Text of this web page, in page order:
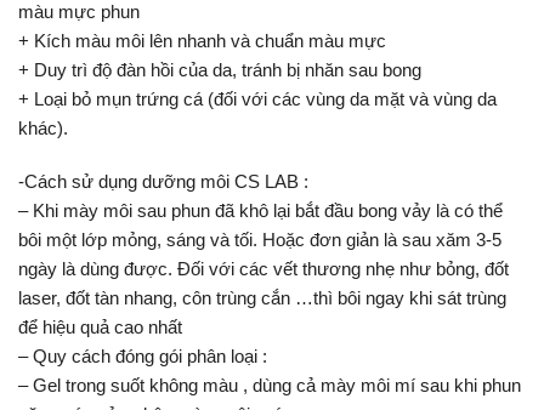
màu mực phun
+ Kích màu môi lên nhanh và chuẩn màu mực
+ Duy trì độ đàn hồi của da, tránh bị nhăn sau bong
+ Loại bỏ mụn trứng cá (đối với các vùng da mặt và vùng da
khác).
-Cách sử dụng dưỡng môi CS LAB :
– Khi mày môi sau phun đã khô lại bắt đầu bong vảy là có thể
bôi một lớp mỏng, sáng và tối. Hoặc đơn giản là sau xăm 3-5
ngày là dùng được. Đối với các vết thương nhẹ như bỏng, đốt
laser, đốt tàn nhang, côn trùng cắn …thì bôi ngay khi sát trùng
để hiệu quả cao nhất
– Quy cách đóng gói phân loại :
– Gel trong suốt không màu , dùng cả mày môi mí sau khi phun